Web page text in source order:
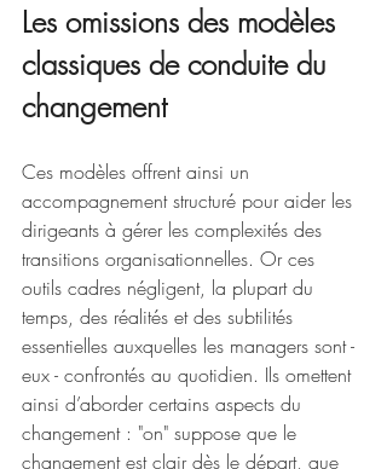
Les omissions des modèles
classiques de conduite du
changement
Ces modèles offrent ainsi un
accompagnement structuré pour aider les
dirigeants à gérer les complexités des
transitions organisationnelles. Or ces
outils cadres négligent, la plupart du
temps, des réalités et des subtilités
essentielles auxquelles les managers sont -
eux - confrontés au quotidien. Ils omettent
ainsi d’aborder certains aspects du
changement : "on" suppose que le
changement est clair dès le départ, que